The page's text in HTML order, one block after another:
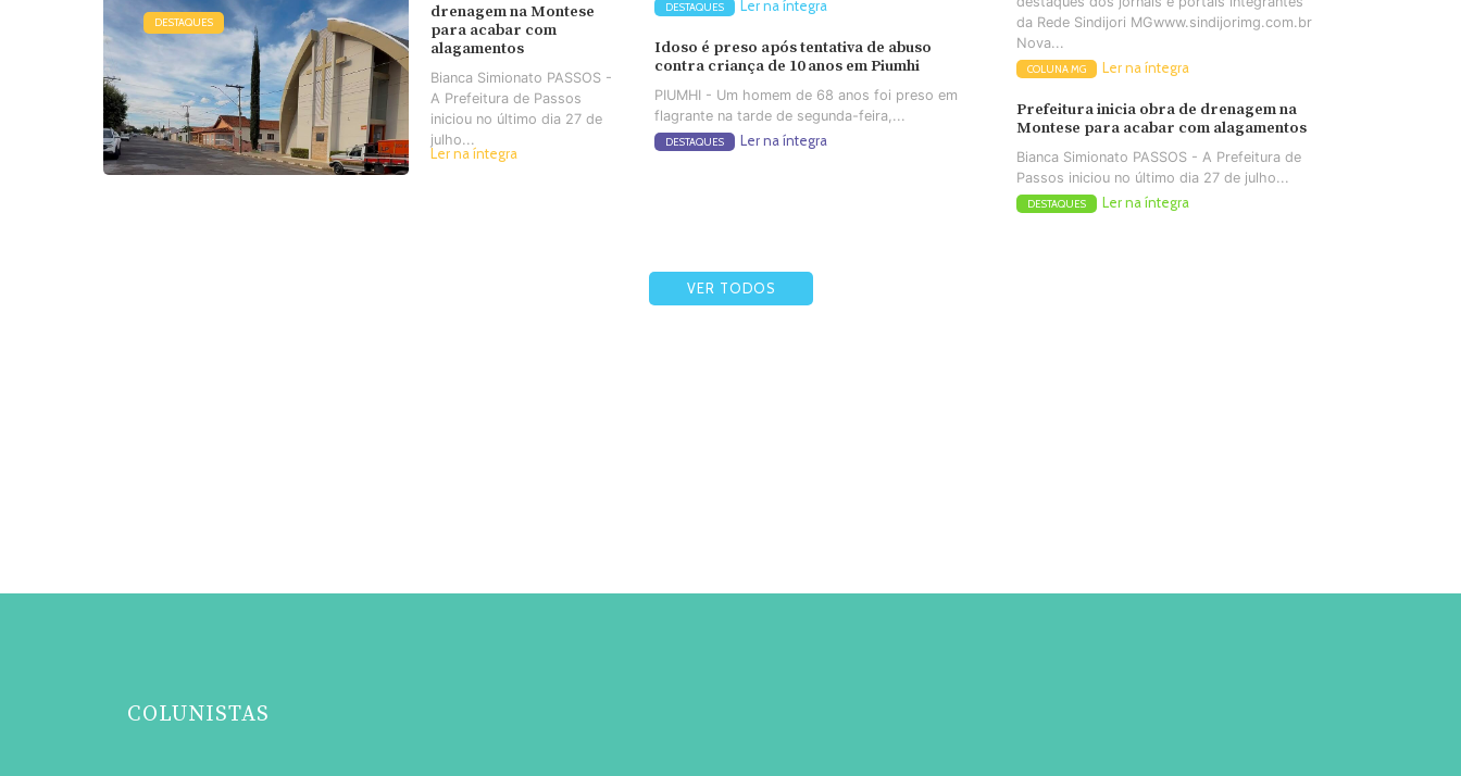
DESTAQUES
drenagem na Montese
para acabar com
alagamentos
Bianca Simionato PASSOS -
A Prefeitura de Passos
iniciou no último dia 27 de
julho...
Ler na íntegra
DESTAQUES Ler na íntegra
Idoso é preso após tentativa de abuso
contra criança de 10 anos em Piumhi
PIUMHI - Um homem de 68 anos foi preso em
flagrante na tarde de segunda-feira,...
DESTAQUES Ler na íntegra
da Rede Sindijori MGwww.sindijorimg.com.br
Nova...
COLUNA MG Ler na íntegra
Prefeitura inicia obra de drenagem na
Montese para acabar com alagamentos
Bianca Simionato PASSOS - A Prefeitura de
Passos iniciou no último dia 27 de julho...
DESTAQUES Ler na íntegra
VER TODOS
COLUNISTAS